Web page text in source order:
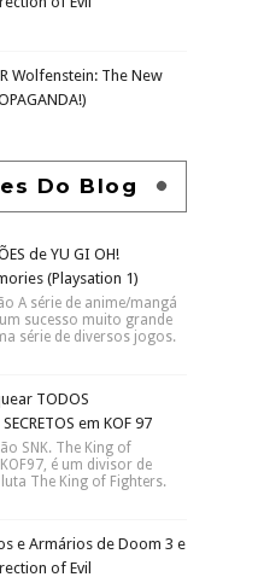
(Playsation 1)
TODOS
em KOF 97
da tradução PT-BR para
e Armários de Doom 3 e
of Evil
Do Blog
de YU GI OH!